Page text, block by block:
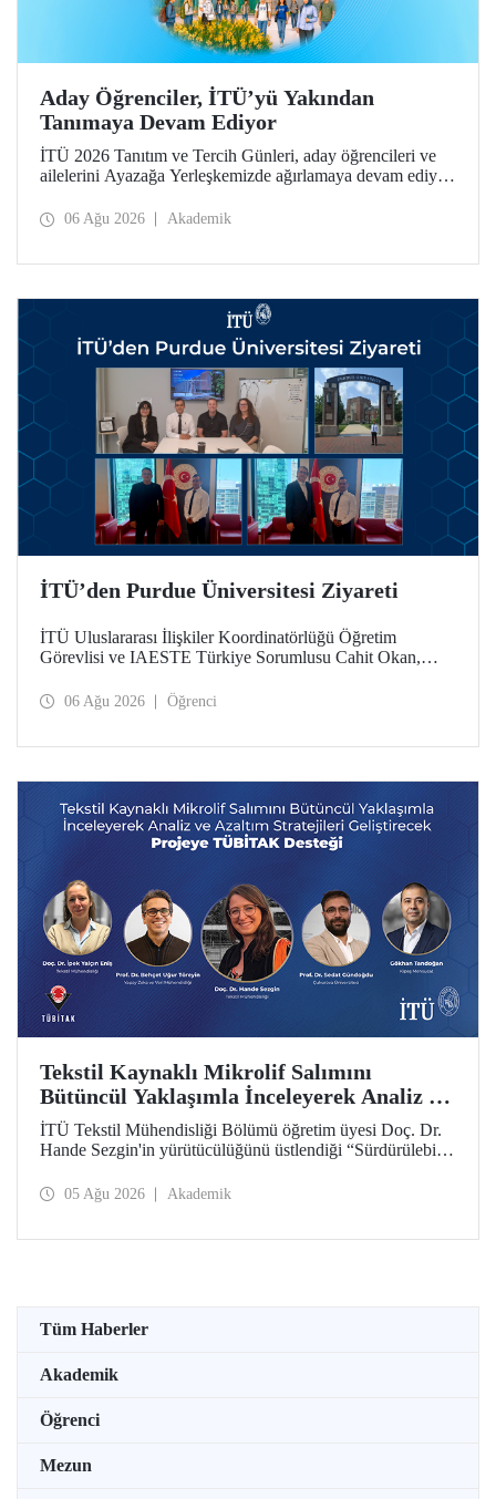
Aday Öğrenciler, İTÜ’yü Yakından
Tanımaya Devam Ediyor
İTÜ 2026 Tanıtım ve Tercih Günleri, aday öğrencileri ve
ailelerini Ayazağa Yerleşkemizde ağırlamaya devam ediyor.
ilgili fakülte ve birimler adaylara bilgi vermeye devam
06 Ağu 2026 Akademik
İTÜ’den Purdue Üniversitesi Ziyareti
İTÜ Uluslararası İlişkiler Koordinatörlüğü Öğretim
Görevlisi ve IAESTE Türkiye Sorumlusu Cahit Okan,
Temmuz tarihlerinde ABD’de dünyanın önde gelen
06 Ağu 2026 Öğrenci
Tekstil Kaynaklı Mikrolif Salımını
Bütüncül Yaklaşımla İnceleyerek Analiz ve
Azaltım Stratejileri Geliştirecek Projeye
TÜBİTAK Desteği
İTÜ Tekstil Mühendisliği Bölümü öğretim üyesi Doç. Dr.
Hande Sezgin'in yürütücülüğünü üstlendiği “Sürdürülebilir
Koşullarına Bağlı Mikrolif Salımı: Aşınma, UV Maruziyeti
05 Ağu 2026 Akademik
Tüm Haberler
Akademik
Öğrenci
Mezun